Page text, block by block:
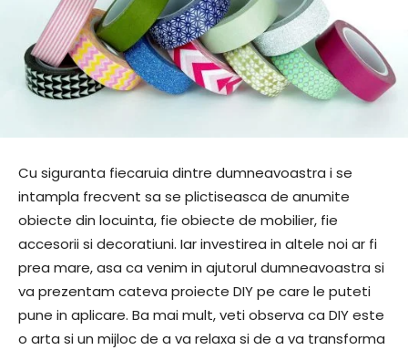
Cu siguranta fiecaruia dintre dumneavoastra i se
intampla frecvent sa se plictiseasca de anumite
obiecte din locuinta, fie obiecte de mobilier, fie
accesorii si decoratiuni. Iar investirea in altele noi ar fi
prea mare, asa ca venim in ajutorul dumneavoastra si
va prezentam cateva proiecte DIY pe care le puteti
pune in aplicare. Ba mai mult, veti observa ca DIY este
o arta si un mijloc de a va relaxa si de a va transforma